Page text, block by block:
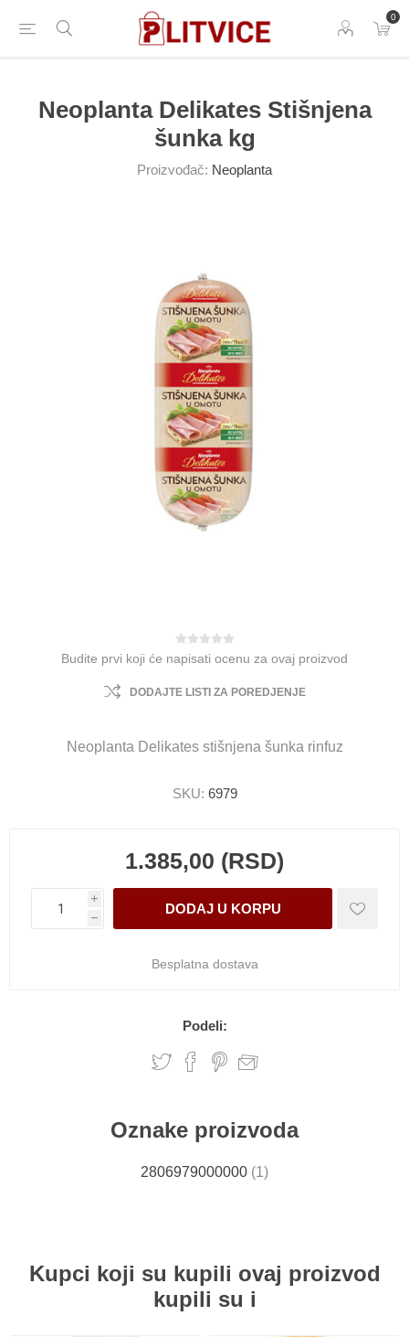
0
Neoplanta Delikates Stišnjena
šunka kg
Proizvođač: Neoplanta
Budite prvi koji će napisati ocenu za ovaj proizvod
DODAJTE LISTI ZA POREDJENJE
Neoplanta Delikates stišnjena šunka rinfuz
SKU: 6979
1.385,00 (RSD)
i
h
Besplatna dostava
Podeli:
Oznake proizvoda
2806979000000 (1)
Kupci koji su kupili ovaj proizvod
kupili su i